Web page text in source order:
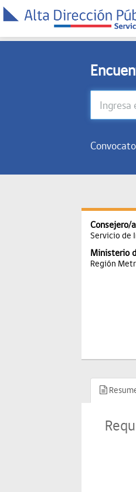
Consejero/
Servicio de
Ministerio
Región